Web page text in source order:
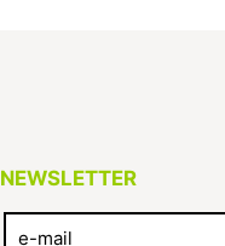
NEWSLETTER